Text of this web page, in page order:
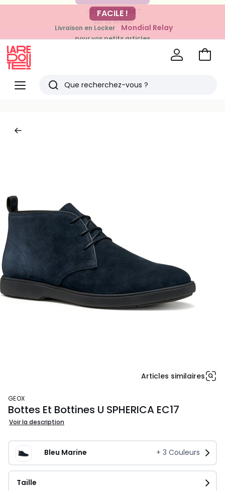
-20% dès 39€*
sur la mode
FACILE !
Livraison en Locker Mondial Relay
pour vos petits articles
Menu
Redoute
Rechercher
Voir
Articles similaires
GEOX
Bottes Et Bottines U SPHERICA EC17
Voir la description
Bleu Marine + 3 Couleurs
Taille